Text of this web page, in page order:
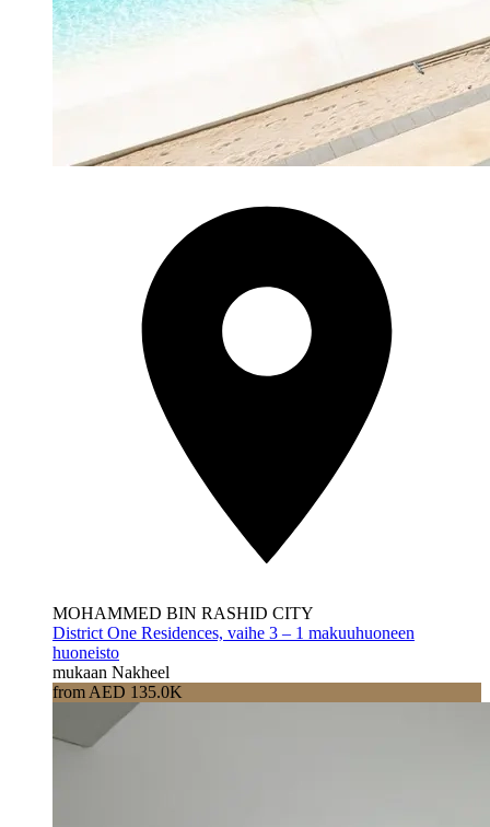
MOHAMMED BIN RASHID CITY
District One Residences, vaihe 3 – 1 makuuhuoneen
huoneisto
mukaan Nakheel
from AED 135.0K